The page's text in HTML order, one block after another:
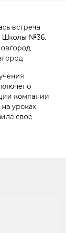
встреча
Школы №36.
компании
уроках
свое